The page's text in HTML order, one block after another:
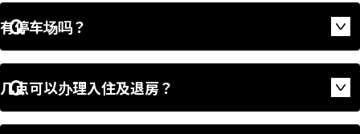
有停车场吗？
几点可以办理入住及退房？